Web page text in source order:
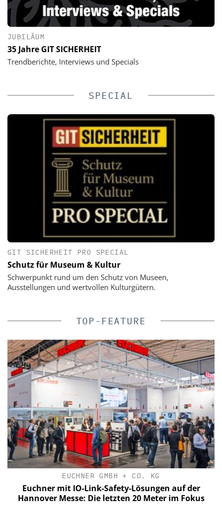
JUBILÄUM
35 Jahre GIT SICHERHEIT
Trendberichte, Interviews und Specials
SPECIAL
GIT SICHERHEIT PRO SPECIAL
Schutz für Museum & Kultur
Schwerpunkt rund um den Schutz von Museen,
Ausstellungen und wertvollen Kulturgütern.
TOP-FEATURE
EUCHNER GMBH + CO. KG
Euchner mit IO-Link-Safety-Lösungen auf der
Hannover Messe: Die letzten 20 Meter im Fokus